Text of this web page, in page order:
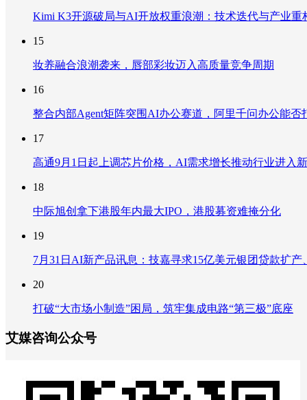
Kimi K3开源破局与AI开放权重浪潮：技术迭代与产业重
15
妆养融合浪潮袭来，唇部彩妆迈入高质量竞争周期
16
整合内部Agent矩阵突围AI办公赛道，阿里千问办公能否
17
高通9月1日起上调芯片价格，AI需求增长推动行业进入
18
中际旭创拿下港股年内最大IPO，港股募资难掩分化
19
7月31日AI新产品讯息：技嘉寻求15亿美元银团贷款扩
20
打破“大市场小制造”困局，筑牢集成电路“第三极”底座
艾媒咨询公众号